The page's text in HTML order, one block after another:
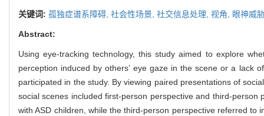
关键词: 孤独症谱系障碍, 社会性场景, 社交信息处理, 视角, 眼神威
Abstract:
Using eye-tracking technology, this study aimed to explore
perception induced by others’ eye gaze in the scene or a lack
participated in the study. By viewing paired presentations of
social scenes included first-person perspective and third-
with ASD children, while the third-person perspective referred